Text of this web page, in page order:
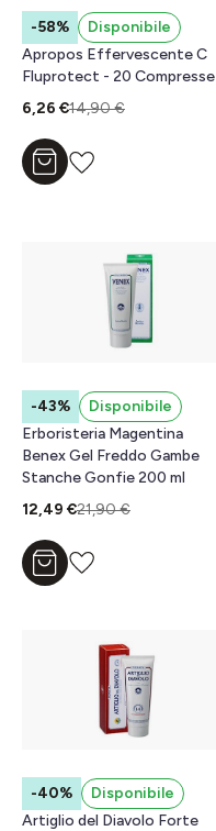
-58%
Disponibile
Apropos Effervescente C
Fluprotect - 20 Compresse
6,26 €14,90 €
Aggiungi al carrello
-43%
Disponibile
Erboristeria Magentina
Benex Gel Freddo Gambe
Stanche Gonfie 200 ml
12,49 €21,90 €
Aggiungi al carrello
-40%
Disponibile
Artiglio del Diavolo Forte